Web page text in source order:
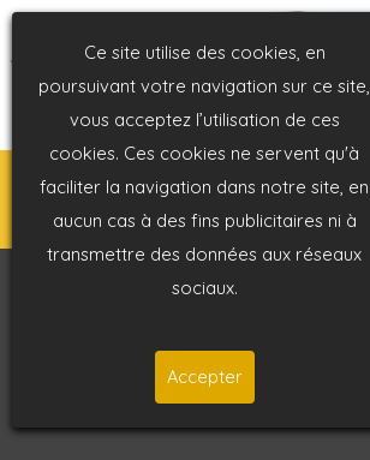
Ce site utilise des cookies, en
poursuivant votre navigation sur ce site,
vous acceptez l’utilisation de ces
cookies. Ces cookies ne servent qu'à
faciliter la navigation dans notre site, en
aucun cas à des fins publicitaires ni à
transmettre des données aux réseaux
sociaux.
Accepter